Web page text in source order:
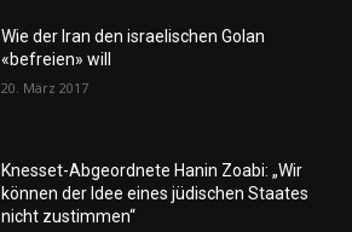
Wie der Iran den israelischen Golan
«befreien» will
20. März 2017
Knesset-Abgeordnete Hanin Zoabi: „Wir
können der Idee eines jüdischen Staates
nicht zustimmen“